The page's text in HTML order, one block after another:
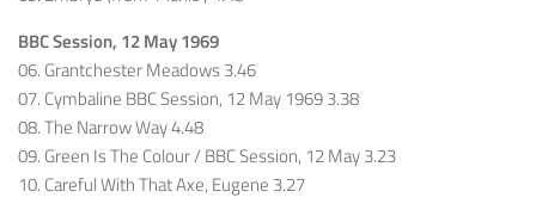
BBC Session, 12 May 1969
06. Grantchester Meadows 3.46
07. Cymbaline BBC Session, 12 May 1969 3.38
08. The Narrow Way 4.48
09. Green Is The Colour / BBC Session, 12 May 3.23
10. Careful With That Axe, Eugene 3.27